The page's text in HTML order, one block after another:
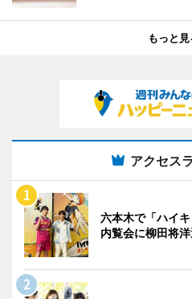
もっと見
アクセス
六本木で「ハイ
内覧会に柳田将